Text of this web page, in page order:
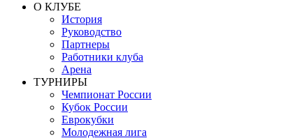
О КЛУБЕ
История
Руководство
Партнеры
Работники клуба
Арена
ТУРНИРЫ
Чемпионат России
Кубок России
Еврокубки
Молодежная лига